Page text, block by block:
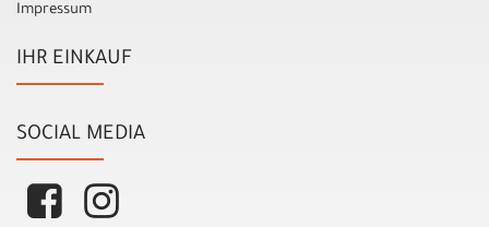
Impressum
IHR EINKAUF
SOCIAL MEDIA